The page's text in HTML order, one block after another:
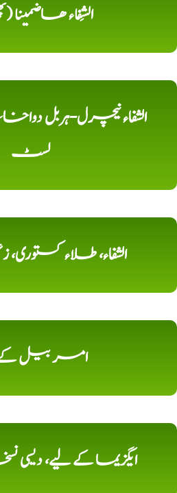
الشِفاء
الشفاء نیچرل-ہربل
لسٹ
الشفاء، طلاء
امر بیل کے
ایگزیما کے لیے،